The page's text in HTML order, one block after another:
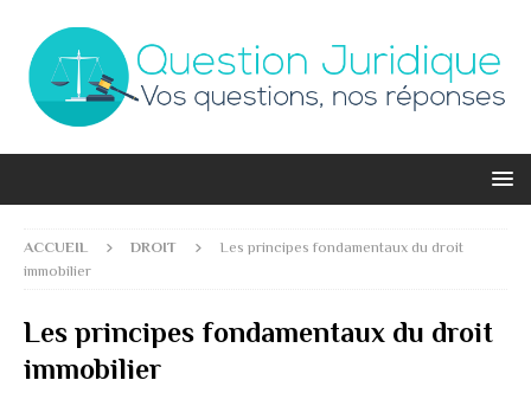
ACCUEIL DROIT
Les principes fondamentaux du droit
immobilier
Les principes fondamentaux du droit
immobilier